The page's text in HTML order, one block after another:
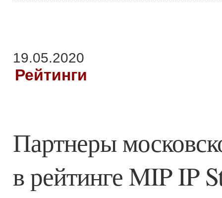
19.05.2020
Рейтинги
Партнеры
в рейтинге MIP IP